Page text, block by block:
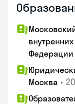
Федерации
Москва •